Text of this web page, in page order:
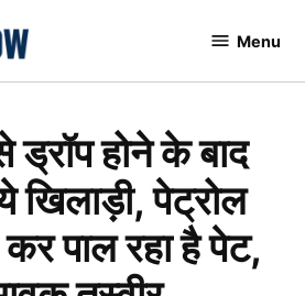
Menu
ड्रॉप होने के बाद
पेट्रोल
पाल रहा है पेट,